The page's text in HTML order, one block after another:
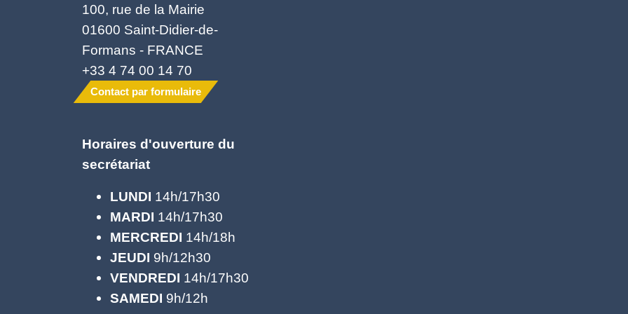
100, rue de la Mairie
01600 Saint-Didier-de-
Formans - FRANCE
+33 4 74 00 14 70
Contact par formulaire
Horaires d'ouverture du
secrétariat
LUNDI 14h/17h30
MARDI 14h/17h30
MERCREDI 14h/18h
JEUDI 9h/12h30
VENDREDI 14h/17h30
SAMEDI 9h/12h